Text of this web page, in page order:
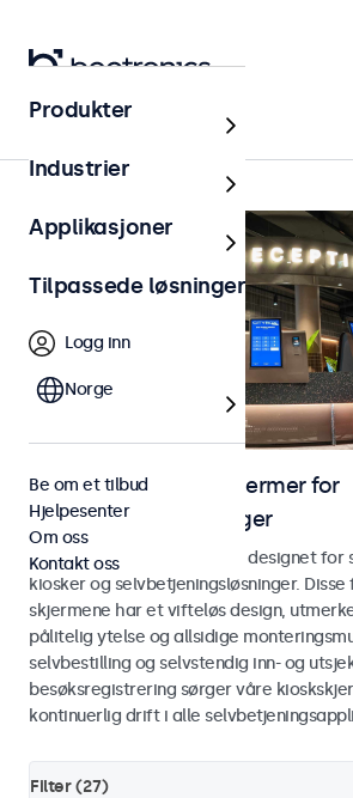
Hjem
Skjermer og touchskjermer for
selvbetjeningsløsninger
Skjermer og touchskjermer designet for
kiosker og selvbetjeningsløsninger.
skjermene har et vifteløs design,
pålitelig ytelse og allsidige
selvbestilling og selvstendig inn- og
besøksregistrering sørger våre
kontinuerlig drift i alle
Filter (27)
Produkter
Industrier
Applikasjoner
Tilpassede løsninger
Logg inn
Norge
Be om et tilbud
Hjelpesenter
Om oss
Kontakt oss